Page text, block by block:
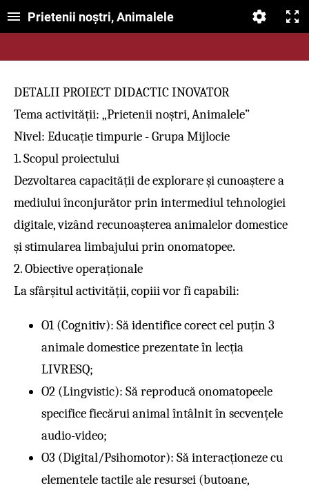
Prietenii noștri, Animalele
DETALII PROIECT DIDACTIC INOVATOR
Tema activității: „Prietenii noștri, Animalele”
Nivel: Educație timpurie - Grupa Mijlocie
1. Scopul proiectului
Dezvoltarea capacității de explorare și cunoaștere a
mediului înconjurător prin intermediul tehnologiei
digitale, vizând recunoașterea animalelor domestice
și stimularea limbajului prin onomatopee.
2. Obiective operaționale
La sfârșitul activității, copiii vor fi capabili:
O1 (Cognitiv): Să identifice corect cel puțin 3
animale domestice prezentate în lecția
LIVRESQ;
O2 (Lingvistic): Să reproducă onomatopeele
specifice fiecărui animal întâlnit în secvențele
audio-video;
O3 (Digital/Psihomotor): Să interacționeze cu
elementele tactile ale resursei (butoane,